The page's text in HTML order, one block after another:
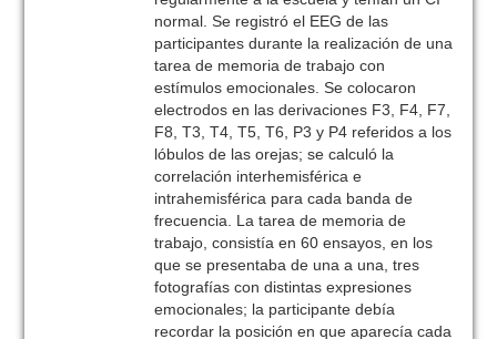
normal. Se registró el EEG de las
participantes durante la realización de una
tarea de memoria de trabajo con
estímulos emocionales. Se colocaron
electrodos en las derivaciones F3, F4, F7,
F8, T3, T4, T5, T6, P3 y P4 referidos a los
lóbulos de las orejas; se calculó la
correlación interhemisférica e
intrahemisférica para cada banda de
frecuencia. La tarea de memoria de
trabajo, consistía en 60 ensayos, en los
que se presentaba de una a una, tres
fotografías con distintas expresiones
emocionales; la participante debía
recordar la posición en que aparecía cada